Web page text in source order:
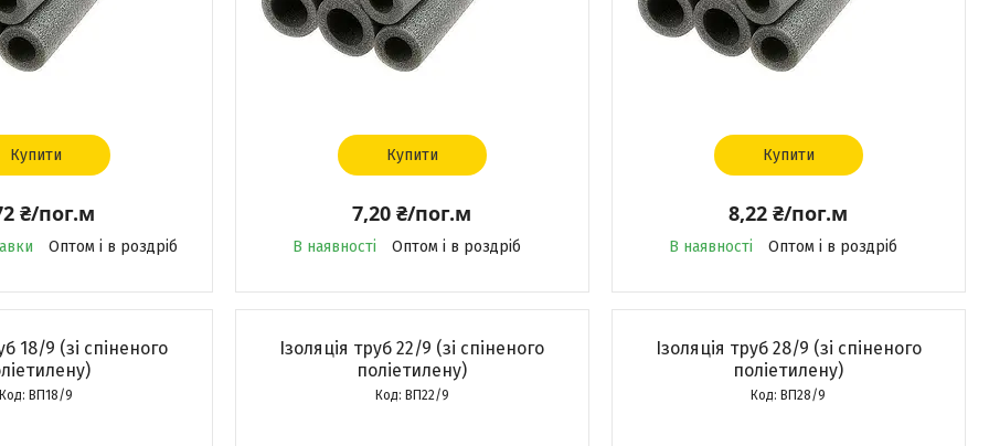
Купити
₴/пог.м
Оптом і в роздріб
Купити
7,20 ₴/пог.м
В наявності Оптом і в роздріб
Купити
8,22 ₴/пог.м
В наявності Оптом і в роздріб
18/9 (зі спіненого
ВП18/9
Ізоляція труб 22/9 (зі спіненого
поліетилену)
ВП22/9
Ізоляція труб 28/9 (зі спіненого
поліетилену)
ВП28/9